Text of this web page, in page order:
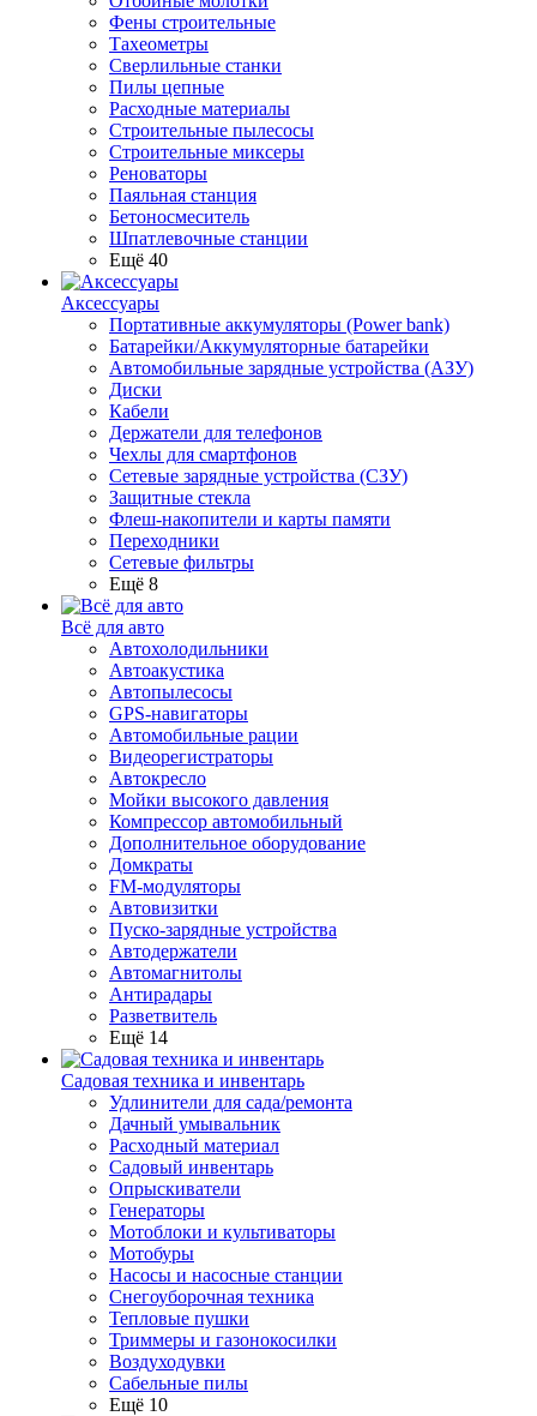
Фены строительные
Тахеометры
Сверлильные станки
Пилы цепные
Расходные материалы
Строительные пылесосы
Строительные миксеры
Реноваторы
Паяльная станция
Бетоносмеситель
Шпатлевочные станции
Ещё 40
Аксессуары
Портативные аккумуляторы (Power bank)
Батарейки/Аккумуляторные батарейки
Автомобильные зарядные устройства (АЗУ)
Диски
Кабели
Держатели для телефонов
Чехлы для смартфонов
Сетевые зарядные устройства (СЗУ)
Защитные стекла
Флеш-накопители и карты памяти
Переходники
Сетевые фильтры
Ещё 8
Всё для авто
Автохолодильники
Автоакустика
Автопылесосы
GPS-навигаторы
Автомобильные рации
Видеорегистраторы
Автокресло
Мойки высокого давления
Компрессор автомобильный
Дополнительное оборудование
Домкраты
FM-модуляторы
Автовизитки
Пуско-зарядные устройства
Автодержатели
Автомагнитолы
Антирадары
Разветвитель
Ещё 14
Садовая техника и инвентарь
Удлинители для сада/ремонта
Дачный умывальник
Расходный материал
Садовый инвентарь
Опрыскиватели
Генераторы
Мотоблоки и культиваторы
Мотобуры
Насосы и насосные станции
Снегоуборочная техника
Тепловые пушки
Триммеры и газонокосилки
Воздуходувки
Сабельные пилы
Ещё 10